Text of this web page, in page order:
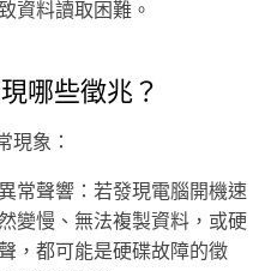
資料讀取困難。
哪些徵兆？
現象：
常聲響：若發現電腦開機速
變慢、無法複製資料，或硬
，都可能是硬碟故障的徵